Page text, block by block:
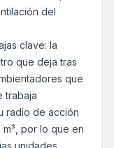
del
clave: la
que deja tras
que
trabaja
radio de acción
por lo que en